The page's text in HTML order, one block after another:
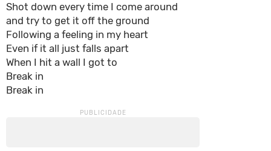
Shot down every time I come around
and try to get it off the ground
Following a feeling in my heart
Even if it all just falls apart
When I hit a wall I got to
Break in
Break in